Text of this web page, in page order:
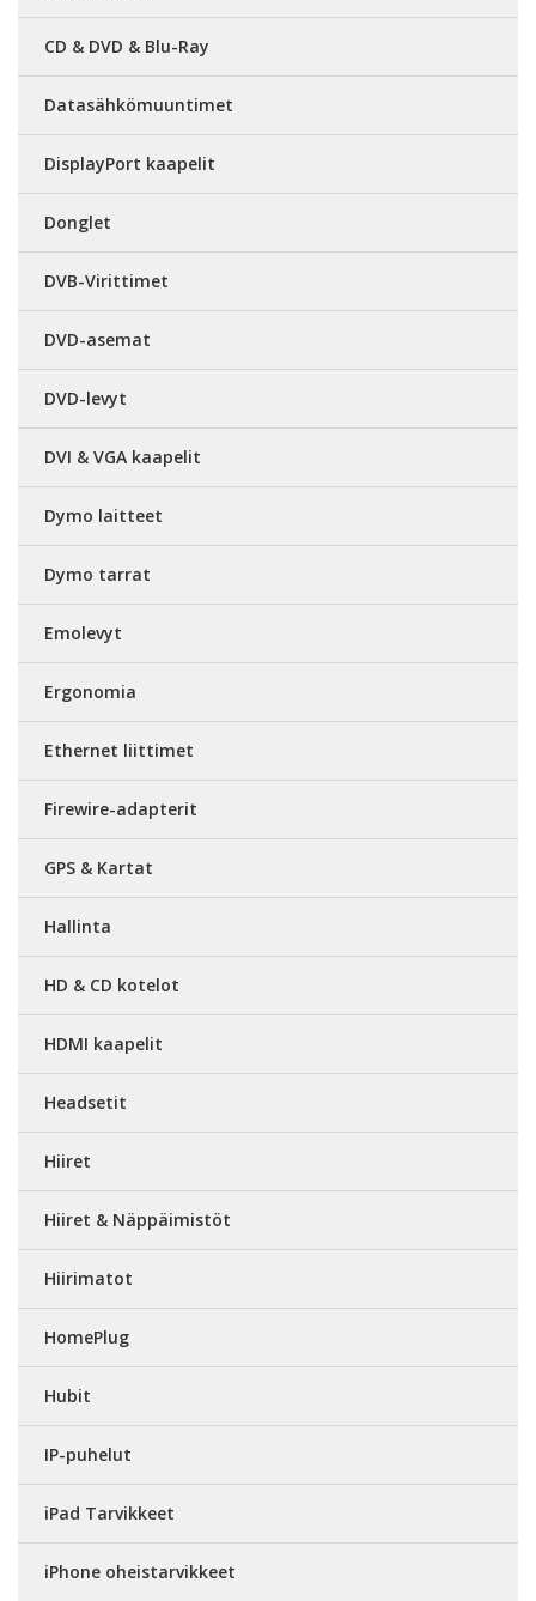
CD & DVD & Blu-Ray
Datasähkömuuntimet
DisplayPort kaapelit
Donglet
DVB-Virittimet
DVD-asemat
DVD-levyt
DVI & VGA kaapelit
Dymo laitteet
Dymo tarrat
Emolevyt
Ergonomia
Ethernet liittimet
Firewire-adapterit
GPS & Kartat
Hallinta
HD & CD kotelot
HDMI kaapelit
Headsetit
Hiiret
Hiiret & Näppäimistöt
Hiirimatot
HomePlug
Hubit
IP-puhelut
iPad Tarvikkeet
iPhone oheistarvikkeet